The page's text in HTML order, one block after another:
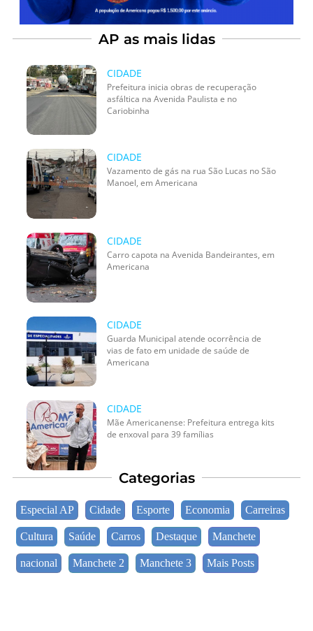
AP as mais lidas
CIDADE
Prefeitura inicia obras de recuperação
asfáltica na Avenida Paulista e no
Cariobinha
CIDADE
Vazamento de gás na rua São Lucas no São
Manoel, em Americana
CIDADE
Carro capota na Avenida Bandeirantes, em
Americana
CIDADE
Guarda Municipal atende ocorrência de
vias de fato em unidade de saúde de
Americana
CIDADE
Mãe Americanense: Prefeitura entrega kits
de enxoval para 39 famílias
Categorias
Especial AP Cidade Esporte Economia Carreiras
Cultura Saúde Carros Destaque Manchete
nacional Manchete 2 Manchete 3 Mais Posts